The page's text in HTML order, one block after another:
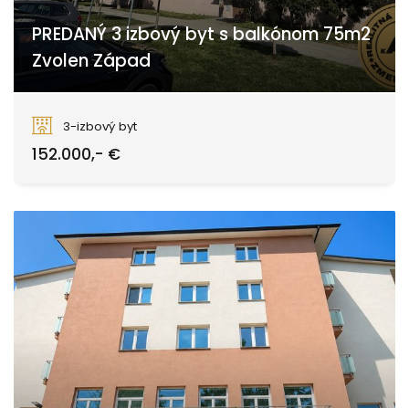
PREDANÝ 3 izbový byt s balkónom 75m2
Zvolen Západ
3-izbový byt
152.000,- €